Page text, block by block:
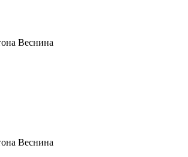
Веснина
Веснина